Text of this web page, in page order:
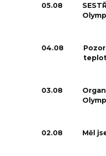
05.08
04.08
03.08
02.08 Měl